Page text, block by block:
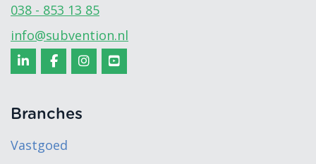
038 - 853 13 85
info@subvention.nl
Branches
Vastgoed